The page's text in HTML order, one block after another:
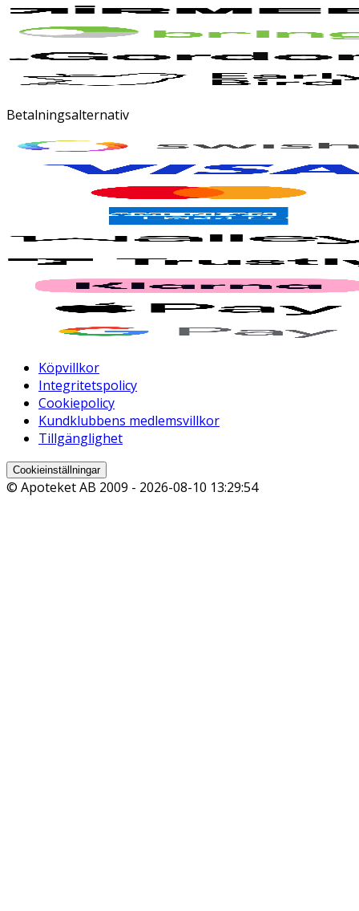
Betalningsalternativ
Köpvillkor
Integritetspolicy
Cookiepolicy
Kundklubbens medlemsvillkor
Tillgänglighet
Cookieinställningar
© Apoteket AB 2009 - 2026-08-10 13:29:54